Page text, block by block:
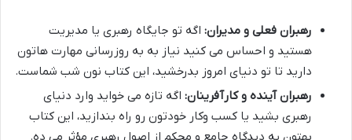
رهبران فعلی و مدیران: اگه تو جایگاه رهبری یا مدیریت
هستید و احساس می کنید نیاز به به روزرسانی مهارت هاتون
دارید تا تو دنیای امروز بدرخشید، این کتاب نون شب شماست.
رهبران آینده و کارآفرینان: اگه تازه می خواید وارد دنیای
رهبری بشید یا کسب وکار خودتون رو راه بندازید، این کتاب